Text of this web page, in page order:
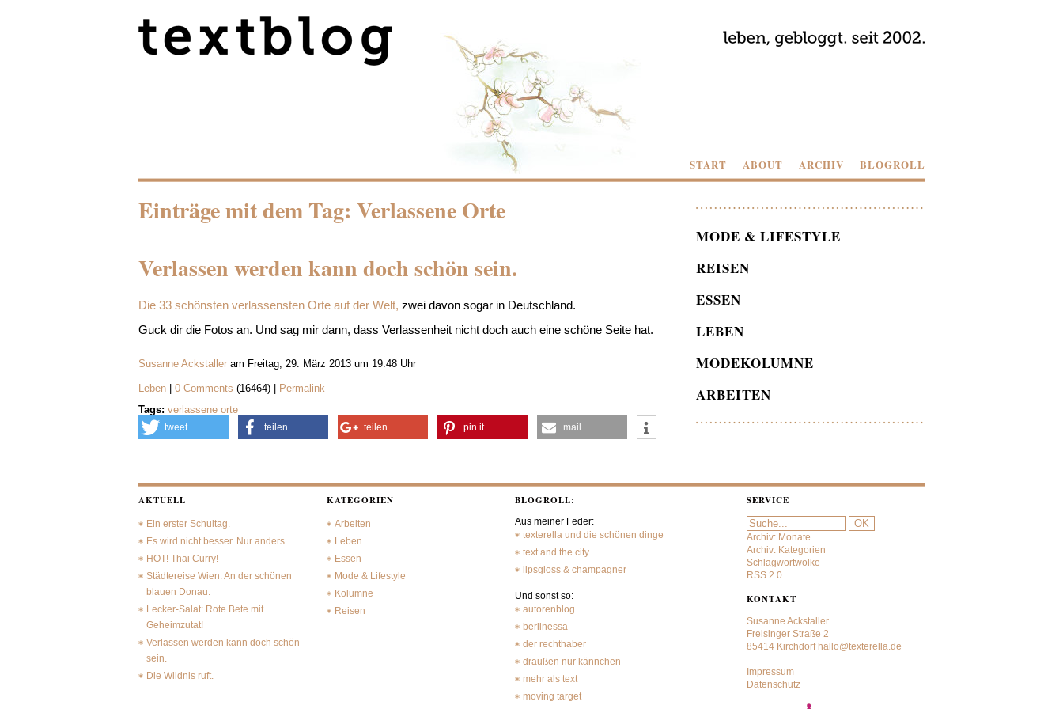
START ABOUT ARCHIV BLOGROLL
Einträge mit dem Tag: Verlassene Orte
Verlassen werden kann doch schön sein.
Die 33 schönsten verlassensten Orte auf der Welt, zwei davon sogar in Deutschland.
Guck dir die Fotos an. Und sag mir dann, dass Verlassenheit nicht doch auch eine schöne Seite hat.
Susanne Ackstalleram Freitag, 29. März 2013 um 19:48 Uhr
Leben 0 Comments (16464) |
Permalink
Tags: verlassene orte
tweet teilen teilen pin it mail
MODE & LIFESTYLE
REISEN
ESSEN
LEBEN
MODEKOLUMNE
ARBEITEN
AKTUELL
Ein erster Schultag.
Es wird nicht besser. Nur anders.
HOT! Thai Curry!
Städtereise Wien: An der schönen
blauen Donau.
Lecker-Salat: Rote Bete mit
Geheimzutat!
Verlassen werden kann doch schön
sein.
Die Wildnis ruft.
KATEGORIEN
Arbeiten
Leben
Essen
Mode & Lifestyle
Kolumne
Reisen
BLOGROLL:
Aus meiner Feder:
texterella und die schönen dinge
text and the city
lipsgloss & champagner
Und sonst so:
autorenblog
berlinessa
der rechthaber
draußen nur kännchen
mehr als text
moving target
SERVICE
Archiv: Monate
Archiv: Kategorien
Schlagwortwolke
RSS 2.0
KONTAKT
Susanne Ackstaller
Freisinger Straße 2
85414 Kirchdorf hallo@texterella.de
Impressum
Datenschutz